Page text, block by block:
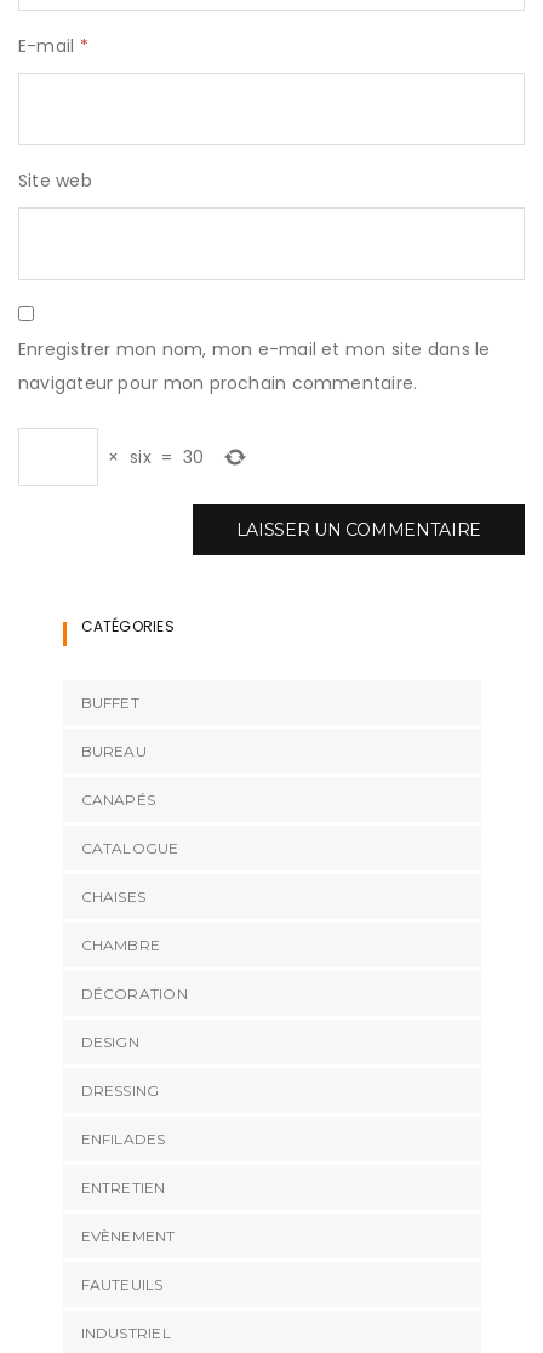
E-mail *
Site web
Enregistrer mon nom, mon e-mail et mon site dans le
navigateur pour mon prochain commentaire.
× six = 30
CATÉGORIES
BUFFET
BUREAU
CANAPÉS
CATALOGUE
CHAISES
CHAMBRE
DÉCORATION
DESIGN
DRESSING
ENFILADES
ENTRETIEN
EVÈNEMENT
FAUTEUILS
INDUSTRIEL